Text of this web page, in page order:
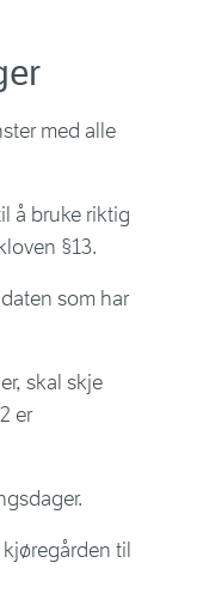
med alle
å bruke riktig
§13.
som har
skal skje
er
til